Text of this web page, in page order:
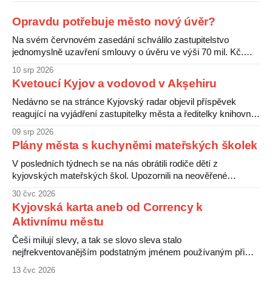
Opravdu potřebuje město nový úvěr?
Na svém červnovém zasedání schválilo zastupitelstvo
jednomyslně uzavření smlouvy o úvěru ve výši 70 mil. Kč.
zbrojnice a případný přebytek se použije „na krytí jiných
investičních akcí města Kyjov“. Při projednávání návrhu ke
schválení se starosta města odvolával na stanovisko
finančního
10 srp 2026
Kvetoucí Kyjov a vodovod v Akşehiru
Nedávno se na stránce Kyjovský radar objevil příspěvek
reagující na vyjádření zastupitelky města a ředitelky knihovny
Vyjádřila se, že si Kyjov v budoucnu představuje kvetoucí,
plný záhonů a vodních prvků, kde se lidem dobře žije.
Následná debata, přestože zaujme menší než velké
09 srp 2026
Plány města s kuchyněmi mateřských školek
V posledních týdnech se na nás obrátili rodiče dětí z
kyjovských mateřských škol. Upozornili na neověřené
Rodiče s tímto plánem nesouhlasí a obávají se zhoršení
30 čvc 2026
Kyjovská karta aneb od Corrency k
Aktivnímu městu
Češi milují slevy, a tak se slovo sleva stalo
nejfrekventovanějším podstatným jménem používaným při
13 čvc 2026